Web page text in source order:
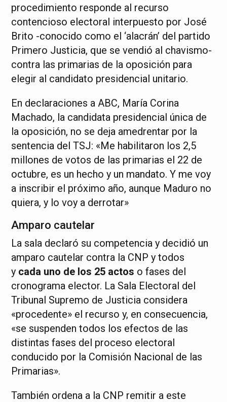
procedimiento responde al recurso
contencioso electoral interpuesto por José
Brito -conocido como el ‘alacrán’ del partido
Primero Justicia, que se vendió al chavismo-
contra las primarias de la oposición para
elegir al candidato presidencial unitario.
En declaraciones a ABC, María Corina
Machado, la candidata presidencial única de
la oposición, no se deja amedrentar por la
sentencia del TSJ: «Me habilitaron los 2,5
millones de votos de las primarias el 22 de
octubre, es un hecho y un mandato. Y me voy
a inscribir el próximo año, aunque Maduro no
quiera, y lo voy a derrotar»
Amparo cautelar
La sala declaró su competencia y decidió un
amparo cautelar contra la CNP y todos
y cada uno de los 25 actos o fases del
cronograma elector. La Sala Electoral del
Tribunal Supremo de Justicia considera
«procedente» el recurso y, en consecuencia,
«se suspenden todos los efectos de las
distintas fases del proceso electoral
conducido por la Comisión Nacional de las
Primarias».
También ordena a la CNP remitir a este